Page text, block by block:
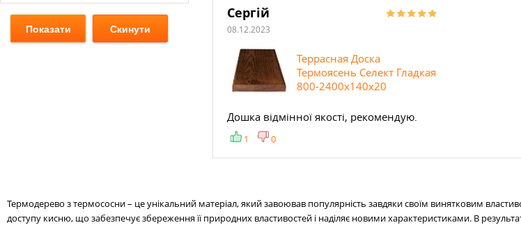
Сергій
08.12.2023
Террасная Доска
Термоясень Селект Гладкая
800-2400х140х20
Дошка відмінної якості, рекомендую.
1 0
Термодерево з термососни – це унікальний матеріал, який завоював популярність завдяки своїм винятковим
доступу кисню, що забезпечує збереження її природних властивостей і наділяє новими характеристиками. В